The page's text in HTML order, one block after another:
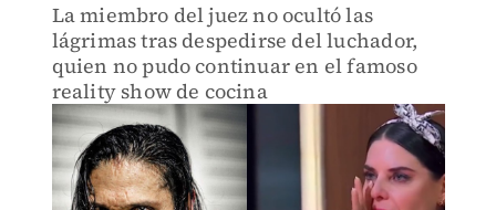
La miembro del juez no ocultó las
lágrimas tras despedirse del luchador,
quien no pudo continuar en el famoso
reality show de cocina